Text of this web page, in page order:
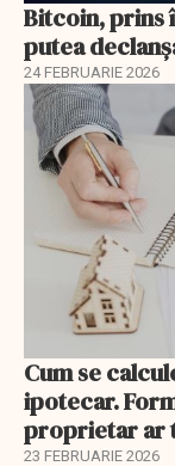
Bitcoin, prins
putea
24 FEBRUARIE 2026
Cum se
ipotecar.
proprietar ar
23 FEBRUARIE 2026